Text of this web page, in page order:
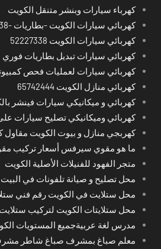
كهرباء سيارات وبنشر متنقل الكويت
كهربائي سيارات الكويت -بطاريات -52227338
كهربائي سيارات الكويت 52227338
كهربائي سيارات تبديل بطاريات فوري
كهربائي سيارات لعمليات فحص
كهربائي منازل الكويت 65742444
كهربائي و ميكانيكي سيارات فينشر بالكويت
كهربائي وميكانيكي تصليح سيارات
كهربجي منازل و بيوت الكويت مقاول
ما هو مقوي سيرفس أسعار تركيب
متجر الفهود للفنيلات الأصلية الكويت
محل تصليح و صيانة تلفونات في البيت
محل ستلايت في الكويت رقم فني ستلايت
محل ستلايتات الكويت لتركيب
مدرس لغة عربيةجميع المستويات
معلم صباغ بمشرف صباغ شاطر